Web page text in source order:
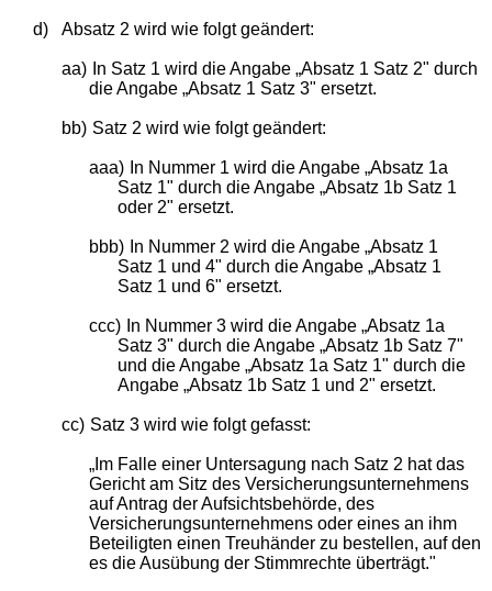
d) Absatz 2 wird wie folgt geändert:
aa)
In Satz 1 wird die Angabe „Absatz 1 Satz 2" durch
die Angabe „Absatz 1 Satz 3" ersetzt.
bb) Satz 2 wird wie folgt geändert:
aaa) In Nummer 1 wird die Angabe „Absatz 1a
Satz 1" durch die Angabe „Absatz 1b Satz 1
oder 2" ersetzt.
bbb) In Nummer 2 wird die Angabe „Absatz 1
Satz 1 und 4" durch die Angabe „Absatz 1
Satz 1 und 6" ersetzt.
ccc) In Nummer 3 wird die Angabe „Absatz 1a
Satz 3" durch die Angabe „Absatz 1b Satz 7"
und die Angabe „Absatz 1a Satz 1" durch die
Angabe „Absatz 1b Satz 1 und 2" ersetzt.
cc) Satz 3 wird wie folgt gefasst:
„Im Falle einer Untersagung nach Satz 2 hat das
Gericht am Sitz des Versicherungsunternehmens
auf Antrag der Aufsichtsbehörde, des
Versicherungsunternehmens oder eines an ihm
Beteiligten einen Treuhänder zu bestellen, auf den
es die Ausübung der Stimmrechte überträgt."